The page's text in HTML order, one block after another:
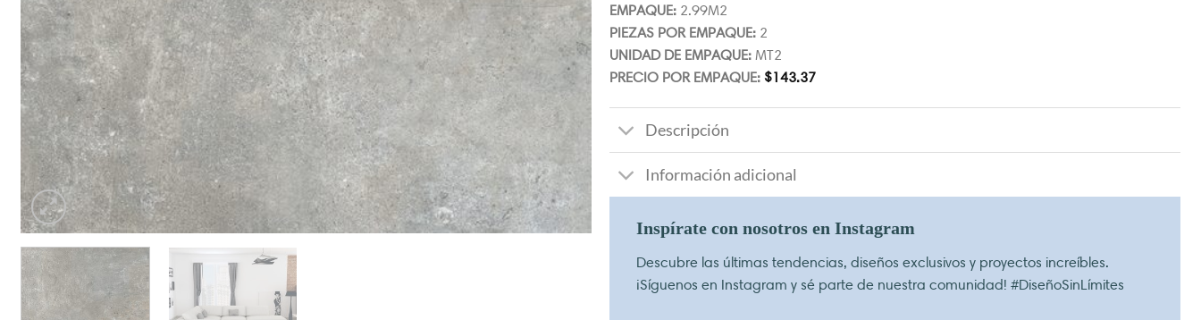
EMPAQUE:2.99M2
PIEZAS POR EMPAQUE:2
UNIDAD DE EMPAQUE:MT2
PRECIO POR EMPAQUE: $143.37
Descripción
Información adicional
Inspírate con nosotros en Instagram
Descubre las últimas tendencias, diseños exclusivos y proyectos increíbles.
¡Síguenos en Instagram y sé parte de nuestra comunidad! #DiseñoSinLímites